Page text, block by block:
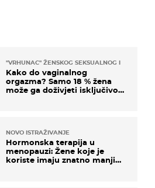
"VRHUNAC" ŽENSKOG SEKSUALNOG ISKUSTVA
Kako do vaginalnog
orgazma? Samo 18 % žena
može ga doživjeti isključivo
NOVO ISTRAŽIVANJE
Hormonska terapija u
menopauzi: Žene koje je
koriste imaju znatno manji